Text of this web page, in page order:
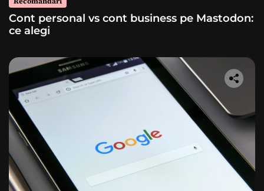
Cont personal vs cont business pe Mastodon:
ce alegi